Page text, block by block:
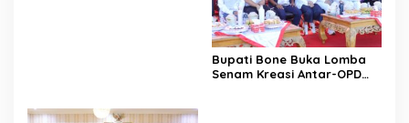
Bupati Bone Buka Lomba
Senam Kreasi Antar-OPD